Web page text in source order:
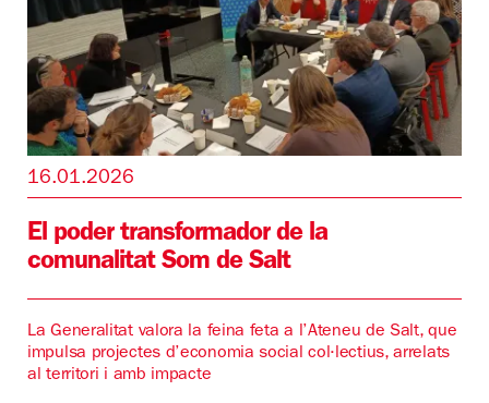
16.01.2026
El poder transformador de la
comunalitat Som de Salt
La Generalitat valora la feina feta a l’Ateneu de Salt, que
impulsa projectes d’economia social col·lectius, arrelats
al territori i amb impacte